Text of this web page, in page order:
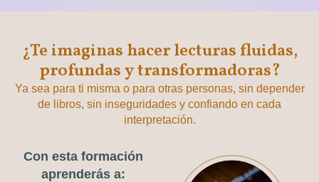
¿Te imaginas hacer lecturas fluidas,
profundas y transformadoras?
Ya sea para ti misma o para otras personas, sin depender
de libros, sin inseguridades y confiando en cada
interpretación.
Con esta formación
aprenderás a: